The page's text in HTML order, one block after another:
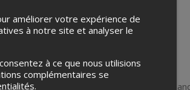
avons: Malibu Hadid, Kelly Day, Esirena
améliorer votre expérience de
à notre site et analyser le
à ce que nous utilisions
complémentaires se
.